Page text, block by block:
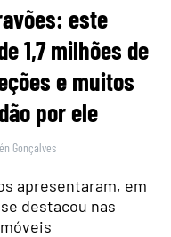
este
1,7 milhões de
e muitos
por ele
Gonçalves
apresentaram, em
destacou nas